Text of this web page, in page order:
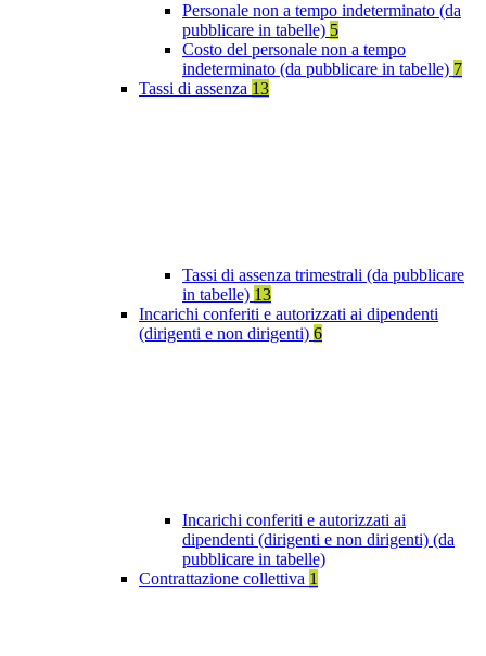
Personale non a tempo indeterminato (da
pubblicare in tabelle) 5
Costo del personale non a tempo
indeterminato (da pubblicare in tabelle) 7
Tassi di assenza 13
Tassi di assenza trimestrali (da pubblicare
in tabelle) 13
Incarichi conferiti e autorizzati ai dipendenti
(dirigenti e non dirigenti) 6
Incarichi conferiti e autorizzati ai
dipendenti (dirigenti e non dirigenti) (da
pubblicare in tabelle)
Contrattazione collettiva 1